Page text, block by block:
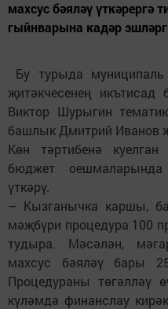
махсус бәяләү үткәрергә
гыйнварына кадәр
Бу турыда
җитәкчесенең икътисад
Виктор Шурыгин
башлык Дмитрий Иванов
Көн тәртибенә
бюджет
үткәрү.
– Кызганычка каршы,
мәҗбүри процедура 100
тудыра. Мәсәлән,
махсус бәяләү бары
Процедураны төгәлләү
күләмдә финанслау